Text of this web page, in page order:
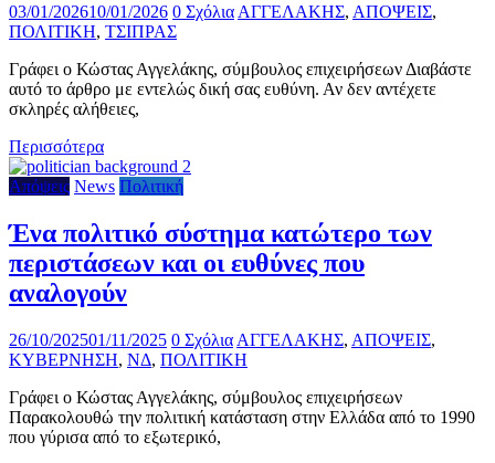
03/01/202610/01/2026 0 Σχόλια ΑΓΓΕΛΑΚΗΣ, ΑΠΟΨΕΙΣ,
ΠΟΛΙΤΙΚΗ, ΤΣΙΠΡΑΣ
Γράφει ο Κώστας Αγγελάκης, σύμβουλος επιχειρήσεων Διαβάστε
αυτό το άρθρο με εντελώς δική σας ευθύνη. Αν δεν αντέχετε
σκληρές αλήθειες,
Περισσότερα
Απόψεις News Πολιτική
Ένα πολιτικό σύστημα κατώτερο των
περιστάσεων και οι ευθύνες που
αναλογούν
26/10/202501/11/2025 0 Σχόλια ΑΓΓΕΛΑΚΗΣ, ΑΠΟΨΕΙΣ,
ΚΥΒΕΡΝΗΣΗ, ΝΔ, ΠΟΛΙΤΙΚΗ
Γράφει ο Κώστας Αγγελάκης, σύμβουλος επιχειρήσεων
Παρακολουθώ την πολιτική κατάσταση στην Ελλάδα από το 1990
που γύρισα από το εξωτερικό,